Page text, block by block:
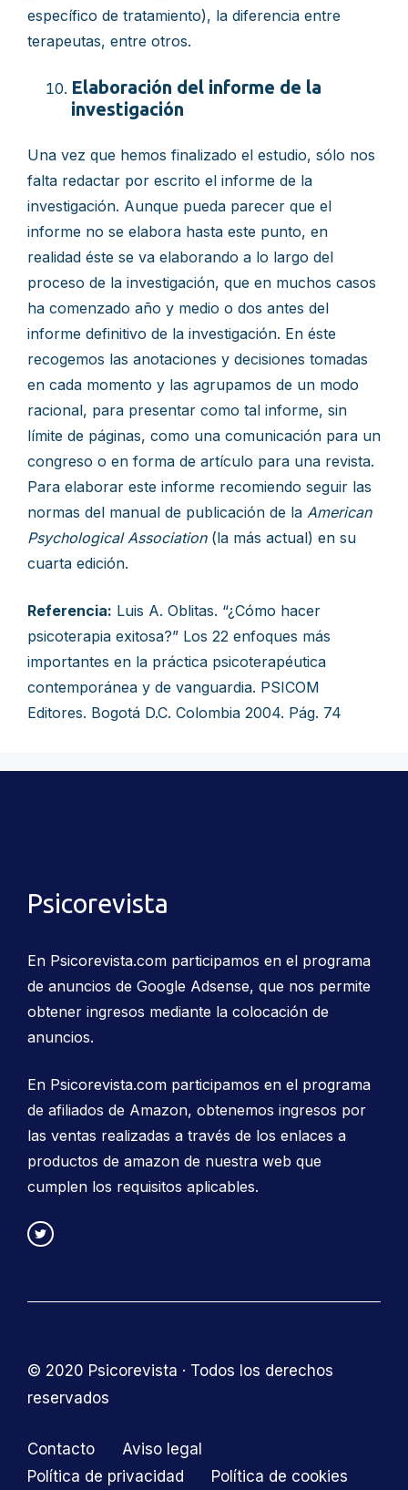
específico de tratamiento), la diferencia entre
terapeutas, entre otros.
Elaboración del informe de la
investigación
Una vez que hemos finalizado el estudio, sólo nos
falta redactar por escrito el informe de la
investigación. Aunque pueda parecer que el
informe no se elabora hasta este punto, en
realidad éste se va elaborando a lo largo del
proceso de la investigación, que en muchos casos
ha comenzado año y medio o dos antes del
informe definitivo de la investigación. En éste
recogemos las anotaciones y decisiones tomadas
en cada momento y las agrupamos de un modo
racional, para presentar como tal informe, sin
límite de páginas, como una comunicación para un
congreso o en forma de artículo para una revista.
Para elaborar este informe recomiendo seguir las
normas del manual de publicación de la American
Psychological Association (la más actual) en su
cuarta edición.
Referencia: Luis A. Oblitas. “¿Cómo hacer
psicoterapia exitosa?” Los 22 enfoques más
importantes en la práctica psicoterapéutica
contemporánea y de vanguardia. PSICOM
Editores. Bogotá D.C. Colombia 2004. Pág. 74
Psicorevista
En Psicorevista.com participamos en el programa
de anuncios de Google Adsense, que nos permite
obtener ingresos mediante la colocación de
anuncios.
En Psicorevista.com participamos en el programa
de afiliados de Amazon, obtenemos ingresos por
las ventas realizadas a través de los enlaces a
productos de amazon de nuestra web que
cumplen los requisitos aplicables.
© 2020 Psicorevista · Todos los derechos
reservados
Contacto
Aviso legal
Política de privacidad
Política de cookies